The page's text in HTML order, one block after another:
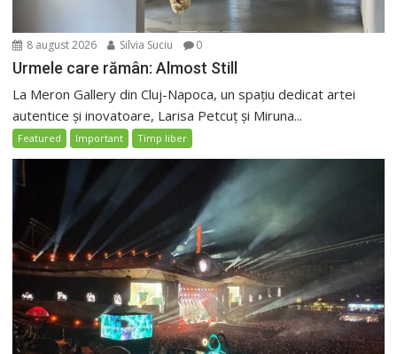
8 august 2026 Silvia Suciu 0
Urmele care rămân: Almost Still
La Meron Gallery din Cluj-Napoca, un spațiu dedicat artei
autentice și inovatoare, Larisa Petcuț și Miruna...
Featured Important Timp liber